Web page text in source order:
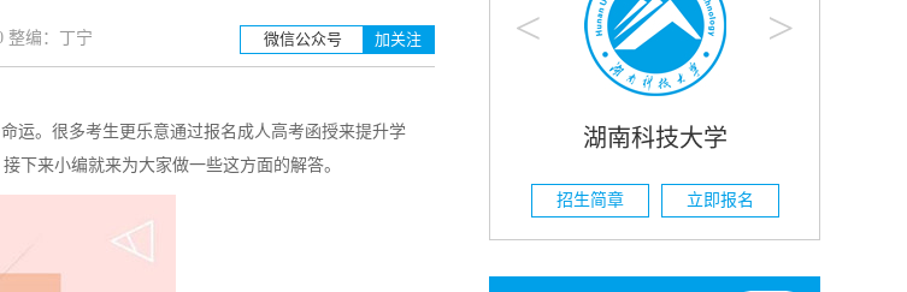
整编：丁宁 微信公众号 加关注
运。很多考生更乐意通过报名成人高考函授来提升学
下来小编就来为大家做一些这方面的解答。
< >
业大学
立即报名
湖南科技大学 湖南农业大学
招生简章 立即报名